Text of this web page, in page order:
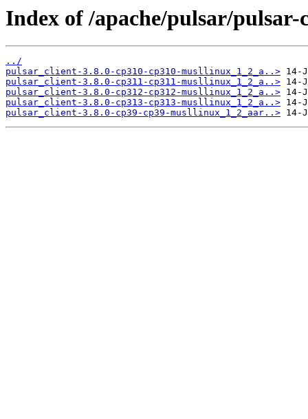
Index of /apache/pulsar/
../
pulsar_client-3.8.0-cp310-cp310-musllinux_1_2_a..>
pulsar_client-3.8.0-cp311-cp311-musllinux_1_2_a..>
pulsar_client-3.8.0-cp312-cp312-musllinux_1_2_a..>
pulsar_client-3.8.0-cp313-cp313-musllinux_1_2_a..>
pulsar_client-3.8.0-cp39-cp39-musllinux_1_2_aar..>